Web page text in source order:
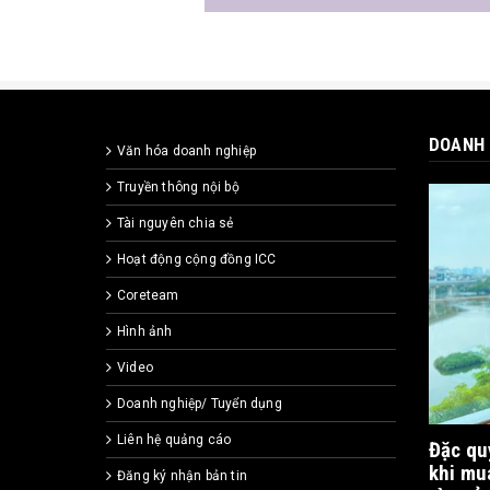
Văn hóa doanh nghiệp
Truyền thông nội bộ
Tài nguyên chia sẻ
Hoạt động cộng đồng ICC
Coreteam
Hình ảnh
Video
Doanh nghiệp/ Tuyển dụng
Liên hệ quảng cáo
Đăng ký nhận bản tin
Đặc
khi